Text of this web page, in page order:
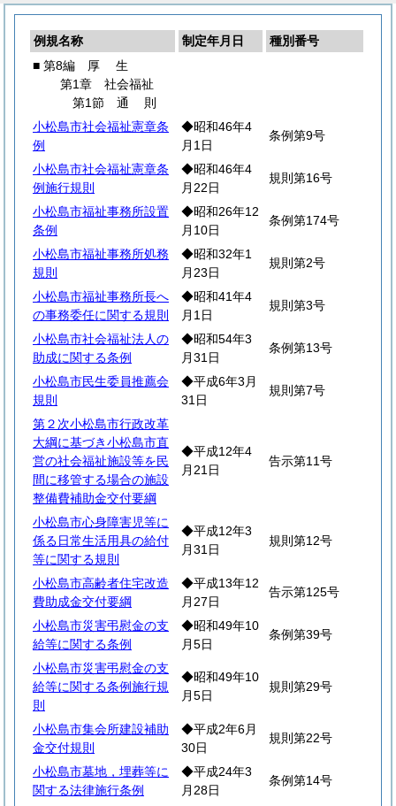
例規名称 制定年月日
種別番号
■ 第8編 厚 生
第1章 社会福祉
第1節 通 則
小松島市社会福祉憲章条
例
◆昭和46年4
月1日
条例第9号
小松島市社会福祉憲章条
例施行規則
◆昭和46年4
月22日
規則第16号
小松島市福祉事務所設置
条例
◆昭和26年12
月10日
条例第174号
小松島市福祉事務所処務
規則
◆昭和32年1
月23日
規則第2号
小松島市福祉事務所長へ
の事務委任に関する規則
◆昭和41年4
月1日
規則第3号
小松島市社会福祉法人の
助成に関する条例
◆昭和54年3
月31日
条例第13号
小松島市民生委員推薦会
規則
◆平成6年3月
31日
規則第7号
第２次小松島市行政改革
大綱に基づき小松島市直
営の社会福祉施設等を民
間に移管する場合の施設
整備費補助金交付要綱
◆平成12年4
月21日
告示第11号
小松島市心身障害児等に
係る日常生活用具の給付
等に関する規則
◆平成12年3
月31日
規則第12号
小松島市高齢者住宅改造
費助成金交付要綱
◆平成13年12
月27日
告示第125号
小松島市災害弔慰金の支
給等に関する条例
◆昭和49年10
月5日
条例第39号
小松島市災害弔慰金の支
給等に関する条例施行規
則
◆昭和49年10
月5日
規則第29号
小松島市集会所建設補助
金交付規則
◆平成2年6月
30日
規則第22号
小松島市墓地，埋葬等に
関する法律施行条例
◆平成24年3
月28日
条例第14号